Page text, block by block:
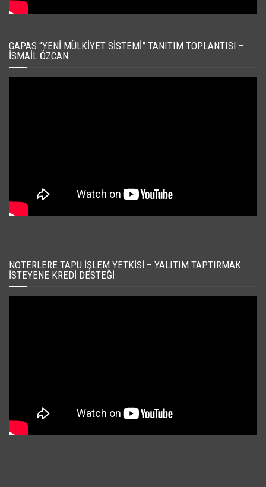
GAPAS “YENI MÜLKIYET SISTEMI” TANITIM TOPLANTISI –
İSMAIL ÖZCAN
NOTERLERE TAPU İŞLEM YETKISI – YALITIM TAPTIRMAK
İSTEYENE KREDI DESTEĞI